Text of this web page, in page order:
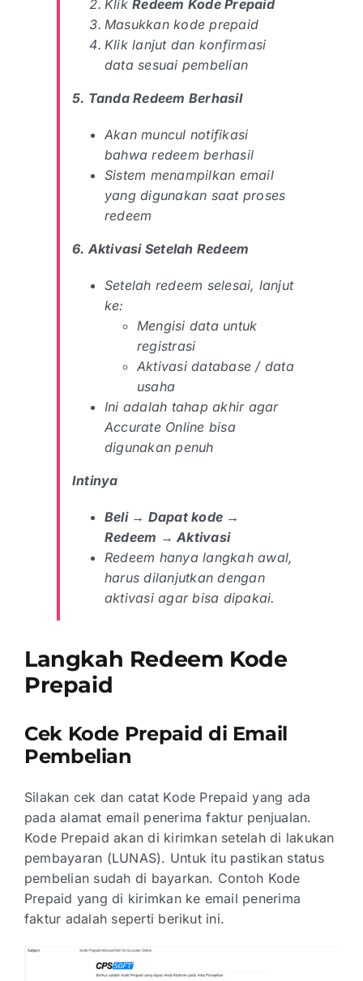
KlikRedeem Kode Prepaid
Masukkan kode prepaid
Klik lanjut dan konfirmasi
data sesuai pembelian
5. Tanda Redeem Berhasil
Akan muncul notifikasi
bahwa redeem berhasil
Sistem menampilkan email
yang digunakan saat proses
redeem
6. Aktivasi Setelah Redeem
Setelah redeem selesai, lanjut
ke:
Mengisi data untuk
registrasi
Aktivasi database / data
usaha
Ini adalah tahap akhir agar
Accurate Online bisa
digunakan penuh
Intinya
Beli → Dapat kode →
Redeem → Aktivasi
Redeem hanya langkah awal,
harus dilanjutkan dengan
aktivasi agar bisa dipakai.
Langkah Redeem Kode
Prepaid
Cek Kode Prepaid di Email
Pembelian
Silakan cek dan catat Kode Prepaid yang ada
pada alamat email penerima faktur penjualan.
Kode Prepaid akan di kirimkan setelah di lakukan
pembayaran (LUNAS). Untuk itu pastikan status
pembelian sudah di bayarkan. Contoh Kode
Prepaid yang di kirimkan ke email penerima
faktur adalah seperti berikut ini.